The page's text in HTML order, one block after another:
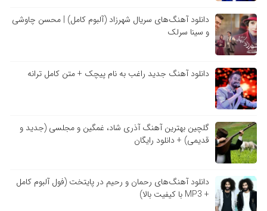
دانلود آهنگ‌های سریال شهرزاد (آلبوم کامل) | محسن چاوشی
و سینا سرلک
دانلود آهنگ جدید راغب به نام پیچک + متن کامل ترانه
گلچین بهترین آهنگ آذری شاد، غمگین و مجلسی (جدید و
قدیمی) + دانلود رایگان
دانلود آهنگ‌های رحمان و رحیم در پایتخت (فول آلبوم کامل
+ MP3 با کیفیت بالا)